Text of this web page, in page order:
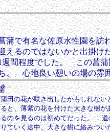
蒲で有名な佐原水性園を
えるのではないかと出掛け
間程度でした。
この菖
、 心地良い憩いの場の雰
田の花が咲き出したかもしれな
と、薄紫の花を付けた大きな樹
のを見るのは初めてだった。
道
ていく途中、大きな樹に絡みつ